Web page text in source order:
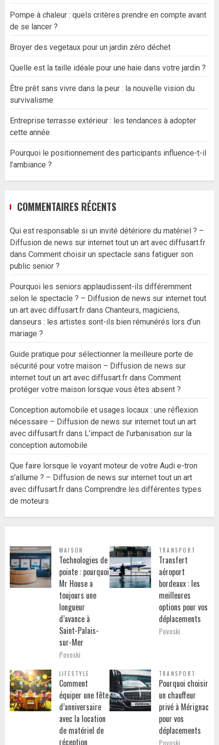
Pompe à chaleur : quels critères prendre en compte avant
de se lancer ?
Broyer des vegetaux pour un jardin zéro déchet
Quelle est la taille idéale pour une haie dans votre jardin ?
Être prêt sans vivre dans la peur : la nouvelle vision du
survivalisme
Entreprise terrasse extérieur : les tendances à adopter
cette année
Pourquoi le positionnement des participants influence-t-il
l’ambiance ?
COMMENTAIRES RÉCENTS
Qui est responsable si un invité détériore du matériel ? –
Diffusion de news sur internet tout un art avec diffusart.fr
dans Comment choisir un spectacle sans fatiguer son
public senior ?
Pourquoi les seniors applaudissent-ils différemment
selon le spectacle ? – Diffusion de news sur internet tout
un art avec diffusart.fr dans Chanteurs, magiciens,
danseurs : les artistes sont-ils bien rémunérés lors d’un
mariage ?
Guide pratique pour sélectionner la meilleure porte de
sécurité pour votre maison – Diffusion de news sur
internet tout un art avec diffusart.fr dans Comment
protéger votre maison lorsque vous êtes absent ?
Conception automobile et usages locaux : une réflexion
nécessaire – Diffusion de news sur internet tout un art
avec diffusart.fr dans L’impact de l’urbanisation sur la
conception automobile
Que faire lorsque le voyant moteur de votre Audi e-tron
s’allume ? – Diffusion de news sur internet tout un art
avec diffusart.fr dans Comprendre les différentes types
de moteurs
MAISON
Technologies de
pointe : pourquoi
Mr House a
toujours une
longueur
d’avance à
Saint-Palais-
sur-Mer
Povoski
TRANSPORT
Transfert
aéroport
bordeaux : les
meilleures
options pour vos
déplacements
Povoski
LIFESTYLE
Comment
équiper une fête
d’anniversaire
avec la location
de matériel de
réception
TRANSPORT
Pourquoi choisir
un chauffeur
privé à Mérignac
pour vos
déplacements
Povoski